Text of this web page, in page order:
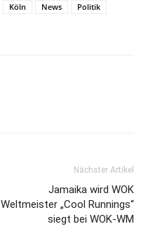
Köln News
Politik
Nächster Artikel
Jamaika wird WOK
Weltmeister „Cool Runnings“
siegt bei WOK-WM